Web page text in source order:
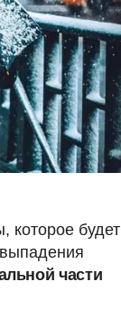
которое будет
части